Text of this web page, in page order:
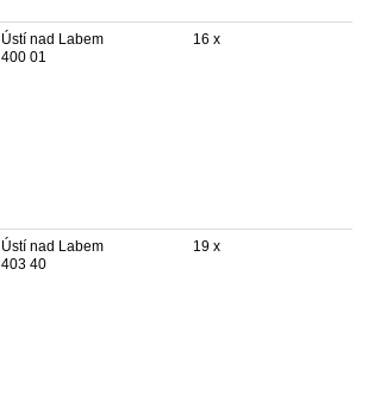
Ústí nad Labem
400 01
16 x
Ústí nad Labem
403 40
19 x